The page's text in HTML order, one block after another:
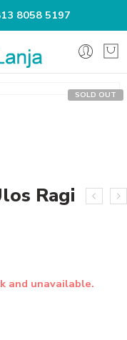
8058 5197
SOLD OUT
Ragi
and unavailable.